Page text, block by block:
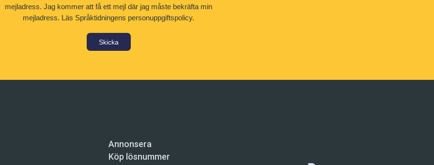
mejladress. Jag kommer att få ett mejl där jag måste bekräfta min
mejladress. Läs Språktidningens personuppgiftspolicy.
Skicka
Annonsera
Köp lösnummer